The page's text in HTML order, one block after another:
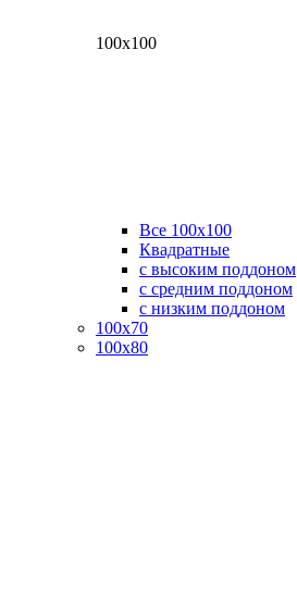
100х100
Все 100х100
Квадратные
с высоким поддоном
с средним поддоном
с низким поддоном
100х70
100х80